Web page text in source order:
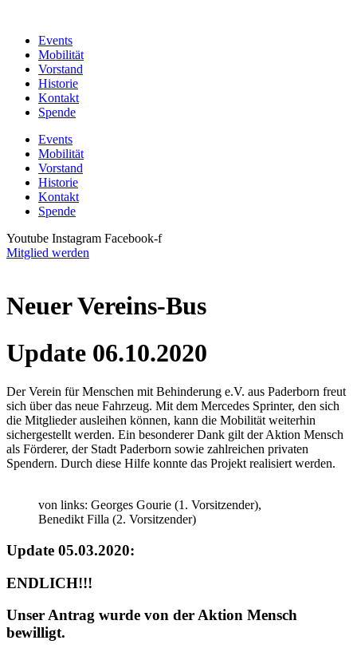
wechselnEvents
Mobilität
Vorstand
Historie
Kontakt
Spende
Events
Mobilität
Vorstand
Historie
Kontakt
Spende
Youtube Instagram Facebook-f
Mitglied werden
Neuer Vereins-Bus
Update 06.10.2020
Der Verein für Menschen mit Behinderung e.V. aus Paderborn freut
sich über das neue Fahrzeug. Mit dem Mercedes Sprinter, den sich
die Mitglieder ausleihen können, kann die Mobilität weiterhin
sichergestellt werden. Ein besonderer Dank gilt der Aktion Mensch
als Förderer, der Stadt Paderborn sowie zahlreichen privaten
Spendern. Durch diese Hilfe konnte das Projekt realisiert werden.
von links: Georges Gourie (1. Vorsitzender),
Benedikt Filla (2. Vorsitzender)
Update 05.03.2020:
ENDLICH!!!
Unser Antrag wurde von der Aktion Mensch
bewilligt.